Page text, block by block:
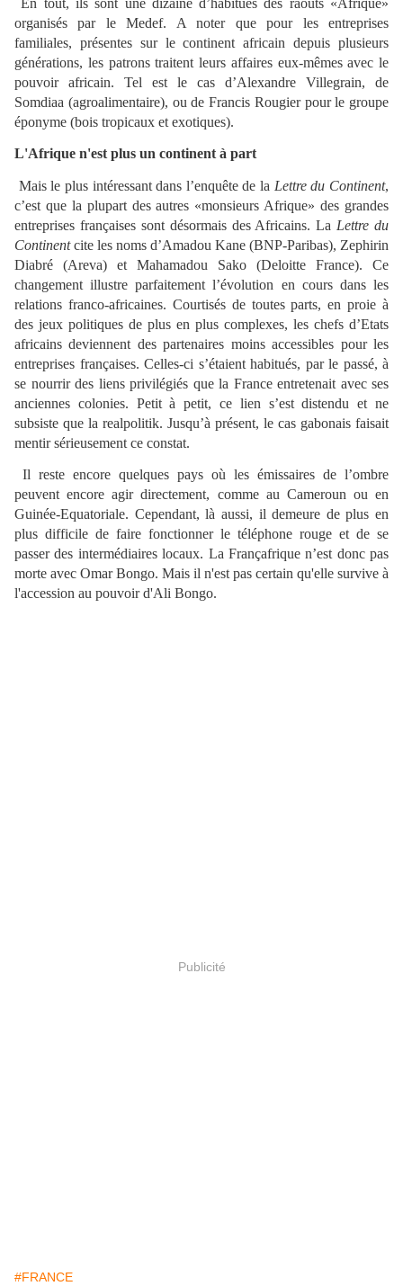
En tout, ils sont une dizaine d’habitués des raouts «Afrique»
organisés par le Medef. A noter que pour les entreprises
familiales, présentes sur le continent africain depuis plusieurs
générations, les patrons traitent leurs affaires eux-mêmes avec le
pouvoir africain. Tel est le cas d’Alexandre Villegrain, de
Somdiaa (agroalimentaire), ou de Francis Rougier pour le groupe
éponyme (bois tropicaux et exotiques).
L'Afrique n'est plus un continent à part
Mais le plus intéressant dans l’enquête de la Lettre du Continent,
c’est que la plupart des autres «monsieurs Afrique» des grandes
entreprises françaises sont désormais des Africains. La Lettre du
Continentcite les noms d’Amadou Kane (BNP-Paribas), Zephirin
Diabré (Areva) et Mahamadou Sako (Deloitte France). Ce
changement illustre parfaitement l’évolution en cours dans les
relations franco-africaines. Courtisés de toutes parts, en proie à
des jeux politiques de plus en plus complexes, les chefs d’Etats
africains deviennent des partenaires moins accessibles pour les
entreprises françaises. Celles-ci s’étaient habitués, par le passé, à
se nourrir des liens privilégiés que la France entretenait avec ses
anciennes colonies. Petit à petit, ce lien s’est distendu et ne
subsiste que la realpolitik. Jusqu’à présent, le cas gabonais faisait
mentir sérieusement ce constat.
Il reste encore quelques pays où les émissaires de l’ombre
peuvent encore agir directement, comme au Cameroun ou en
Guinée-Equatoriale. Cependant, là aussi, il demeure de plus en
plus difficile de faire fonctionner le téléphone rouge et de se
passer des intermédiaires locaux. La Françafrique n’est donc pas
morte avec Omar Bongo. Mais il n'est pas certain qu'elle survive à
l'accession au pouvoir d'Ali Bongo.
Publicité
#FRANCE